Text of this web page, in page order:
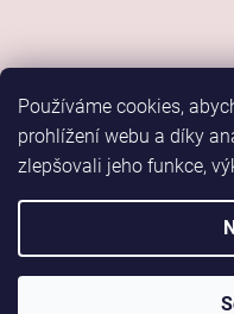
Používáme cookies,
prohlížení webu a díky
zlepšovali jeho funkce,
Elis
Upravit